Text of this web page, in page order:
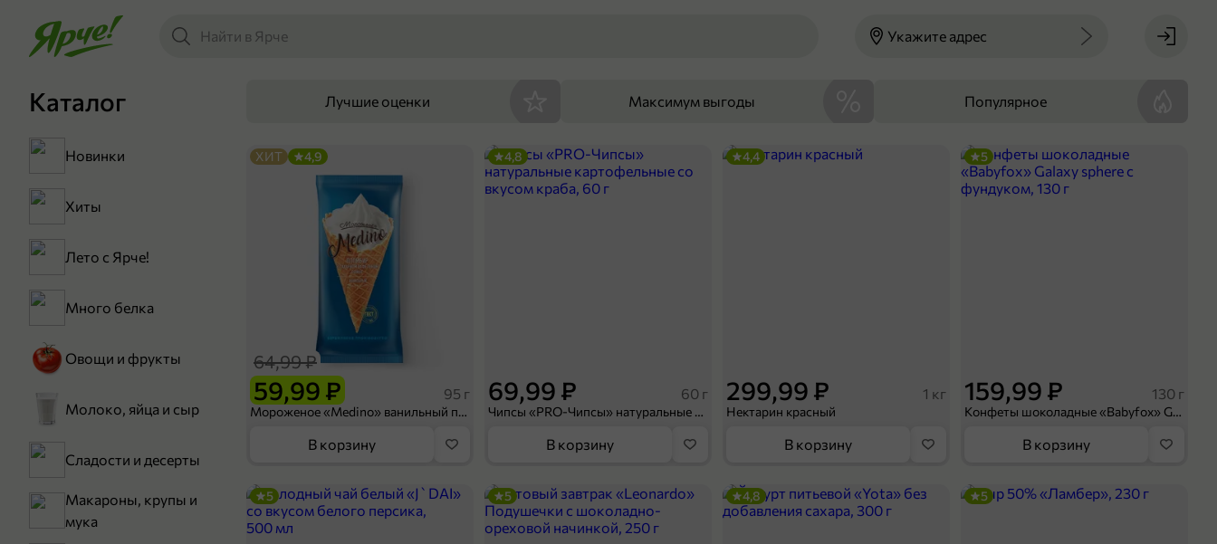
Укажите адрес
Каталог
Новинки
Хиты
Лето с Ярче!
Много белка
Овощи и фрукты
Молоко, яйца и сыр
Сладости и десерты
Макароны, крупы и
мука
Лучшие оценки Максимум выгоды Популярное
59,99 ₽
64,99 ₽
95 г
Мороженое «Medino» ванильный пломбир в рожке, 95 г
ХИТ 4,9
В корзину
69,99 ₽ 60 г
Чипсы «PRO-Чипсы» натуральные картофельные со вкусом краба, 60 г
4,8
В корзину
299,99 ₽ 1 кг
Нектарин красный
4,4
В корзину
159,99 ₽ 130 г
Конфеты шоколадные «Babyfox» Galaxy sphere с фундуком, 130 г
5
В корзину
5 5 4,8 5